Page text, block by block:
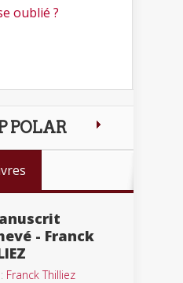
oublié ?
POLAR
- Franck
Franck Thilliez